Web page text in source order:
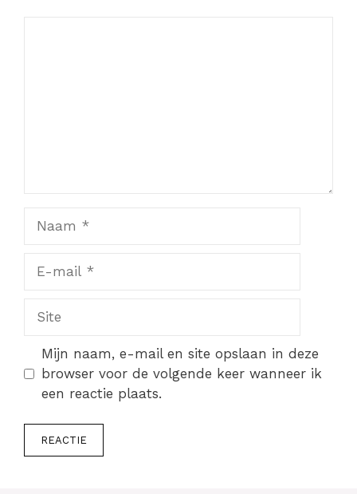
mail
Mijn naam, e-mail en site opslaan in deze
browser voor de volgende keer wanneer ik
een reactie plaats.